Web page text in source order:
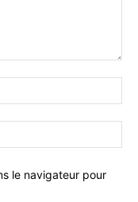
le navigateur pour